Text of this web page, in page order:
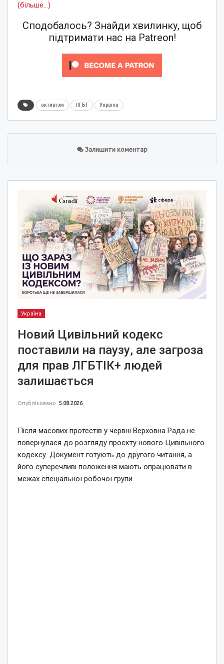
(більше…)
Сподобалось? Знайди хвилинку, щоб
підтримати нас на Patreon!
активізм ЛГБТ Україна
Залишити коментар
Україна
Новий Цивільний кодекс
поставили на паузу, але загроза
для прав ЛГБТІК+ людей
залишається
Опубліковано 5.08.2026
Після масових протестів у червні Верховна Рада не
повернулася до розгляду проєкту нового Цивільного
кодексу. Документ готують до другого читання, а
його суперечливі положення мають опрацювати в
межах спеціальної робочої групи.